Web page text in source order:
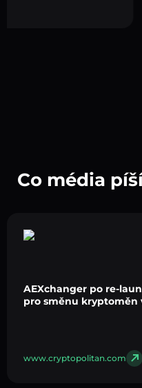
Co média
AEXchanger po re-
pro směnu kryptoměn
www.cryptopolitan.com